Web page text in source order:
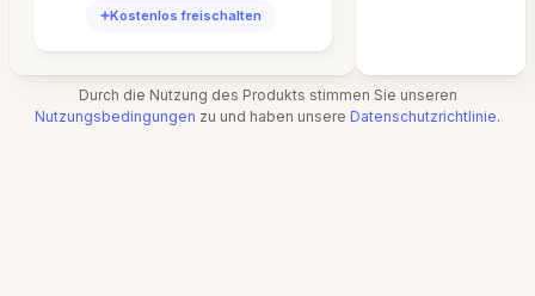
Kostenlos freischalten
Durch die Nutzung des Produkts stimmen Sie unseren
Nutzungsbedingungen zu und haben unsere Datenschutzrichtlinie.